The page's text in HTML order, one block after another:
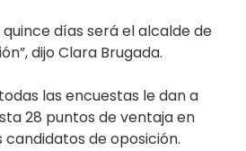
quince días será el alcalde de
dijo Clara Brugada.
las encuestas le dan a
28 puntos de ventaja en
de oposición.